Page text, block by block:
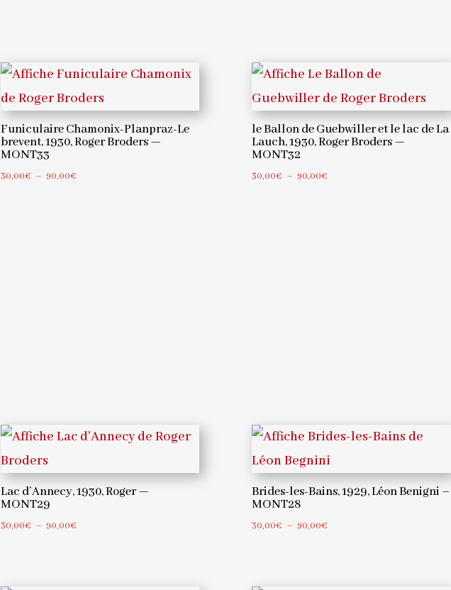
Arou
–
MONT15
Funiculaire Chamonix-Planpraz-Le
brevent, 1930, Roger Broders —
MONT33
30,00€ – 90,00€Plage
le Ballon de Guebwiller et le lac de La
Lauch, 1930, Roger Broders —
MONT32
30,00€ – 90,00€
Lac d’Annecy, 1930, Roger —
MONT29
30,00€ – 90,00€Plage
Brides-les-Bains, 1929, Léon Benigni –
MONT28
30,00€ – 90,00€